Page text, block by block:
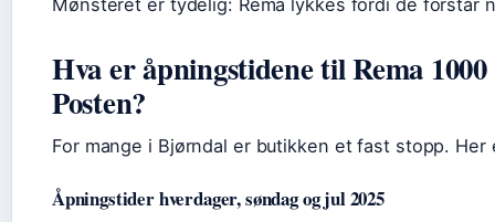
Mønsteret er tydelig: Rema lykkes fordi de forstår
Hva er åpningstidene til Rema
Posten?
For mange i Bjørndal er butikken et fast stopp.
Åpningstider hverdager, søndag og jul 2025